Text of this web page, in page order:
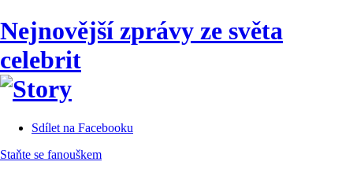
Nejnovější zprávy ze světa
celebrit
Sdílet na Facebooku
Staňte se fanouškem